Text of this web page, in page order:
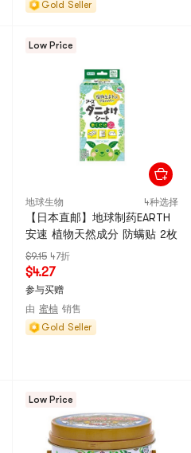
Gold Seller
Low Price
地球生物 4种选择
【日本直邮】地球制药EARTH
安速 植物天然成分 防螨贴 2枚
$9.15 47折
$4.27
参与买赠
由 蜜柚 销售
Gold Seller
Low Price